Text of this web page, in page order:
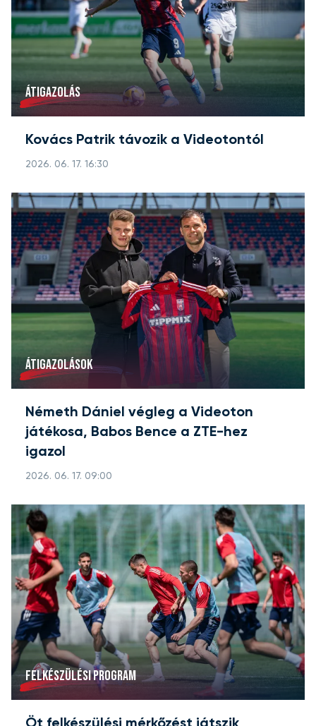
ÁTIGAZOLÁS
Kovács Patrik távozik a Videotontól
2026. 06. 17. 16:30
ÁTIGAZOLÁSOK
Németh Dániel végleg a Videoton
játékosa, Babos Bence a ZTE-hez
igazol
2026. 06. 17. 09:00
FELKÉSZÜLÉSI PROGRAM